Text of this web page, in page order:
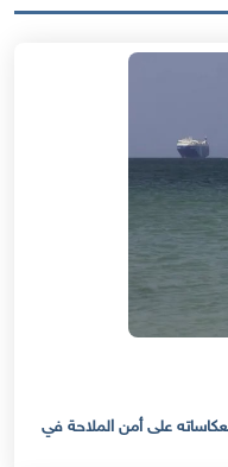
على أمن الملاحة في